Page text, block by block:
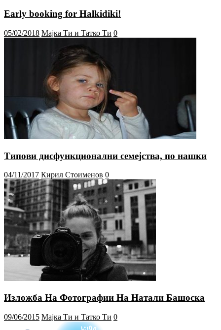
Early booking for Halkidiki!
05/02/2018 Мајка Ти и Татко Ти 0
Типови дисфункционални семејства, по нашки
04/11/2017 Кирил Стоименов 0
Изложба На Фотографии На Натали Башоска
09/06/2015 Мајка Ти и Татко Ти 0